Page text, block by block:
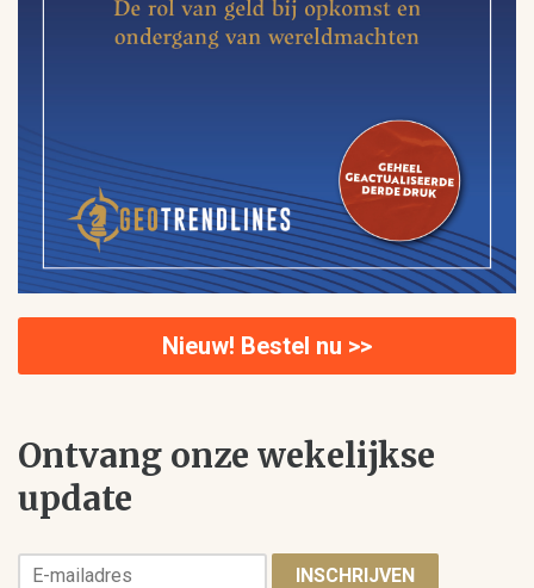
Nieuw! Bestel nu >>
Ontvang onze wekelijkse
update
INSCHRIJVEN